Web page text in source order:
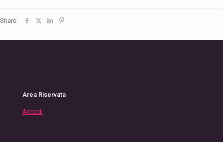
Share
Area Riservata
Accedi